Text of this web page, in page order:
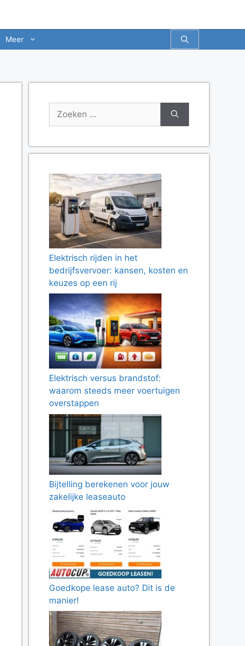
Meer
naar:
Elektrisch rijden in het
bedrijfsvervoer: kansen, kosten en
keuzes op een rij
Elektrisch versus brandstof:
waarom steeds meer voertuigen
overstappen
Bijtelling berekenen voor jouw
zakelijke leaseauto
Goedkope lease auto? Dit is de
manier!